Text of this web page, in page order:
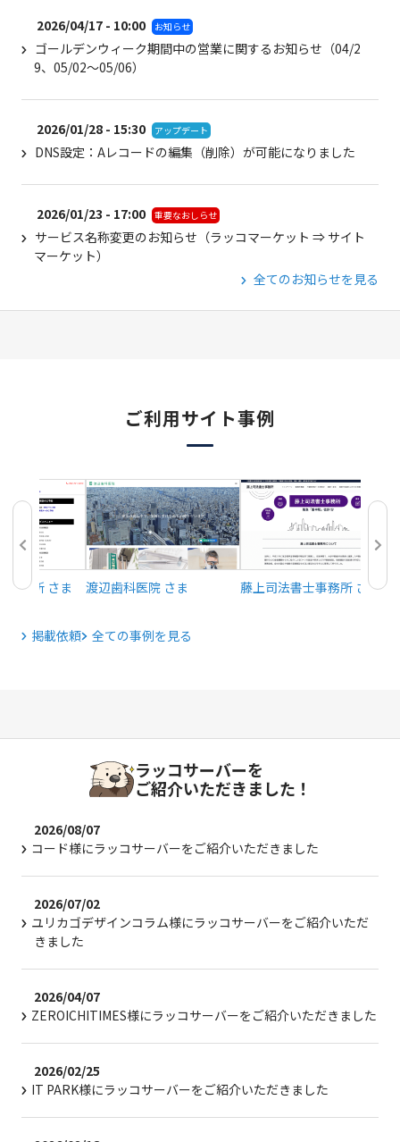
2026/04/17 - 10:00 お知らせ
ゴールデンウィーク期間中の営業に関するお知らせ（04/2
9、05/02～05/06）
2026/01/28 - 15:30 アップデート
DNS設定：Aレコードの編集（削除）が可能になりました
2026/01/23 - 17:00 重要なおしらせ
サービス名称変更のお知らせ（ラッコマーケット ⇒ サイト
マーケット）
全てのお知らせを見る
ご利用サイト事例
事務所 さま 渡辺歯科医院 さま 藤上司法書士事務所 さま
掲載依頼 全ての事例を見る
ラッコサーバーを
ご紹介いただきました！
2026/08/07
コード様にラッコサーバーをご紹介いただきました
2026/07/02
ユリカゴデザインコラム様にラッコサーバーをご紹介いただ
きました
2026/04/07
ZEROICHITIMES様にラッコサーバーをご紹介いただきました
2026/02/25
IT PARK様にラッコサーバーをご紹介いただきました